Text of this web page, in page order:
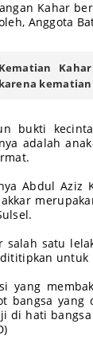
Kahar
Anggota
Kematian
karena
bukti
adalah
Abdul Aziz
salah satu
untuk
yang
bangsa yang
di hati